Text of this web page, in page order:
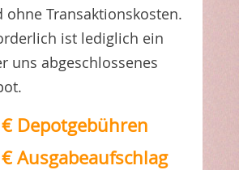
ohne Transaktionskosten.
ist lediglich ein
uns abgeschlossenes
Depotgebühren
Ausgabeaufschlag